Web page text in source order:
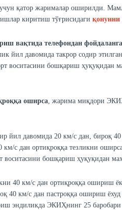
қатор жарималар оширилди.
киритиш тўғрисидаги қонунни
вақтида телефондан
йил давомида такрор содир
воситасини бошқариш ҳуқуқидан
оширса, жарима миқдори
йил давомида 20 км/с дан, бироқ
км/с дан ортиқроққа тезликни
воситасини бошқариш ҳуқуқидан
40 км/с дан ортиқроққа ошириш
40 км/с дан пастроққа ошириш
эндиликда ЭКИҲнинг 25